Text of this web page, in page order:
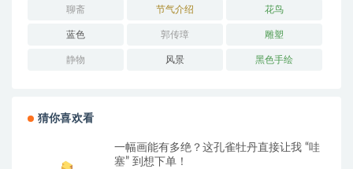
聊斋 节气介绍 花鸟
蓝色 郭传璋 雕塑
静物 风景 黑色手绘
猜你喜欢看
一幅画能有多绝？这孔雀牡丹直接让我 “哇
塞” 到想下单！